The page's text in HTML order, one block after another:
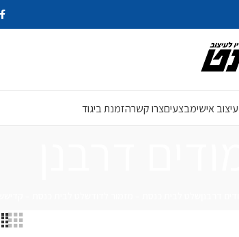
אישימבצעיםצרו קשרהזמנת ביגוד